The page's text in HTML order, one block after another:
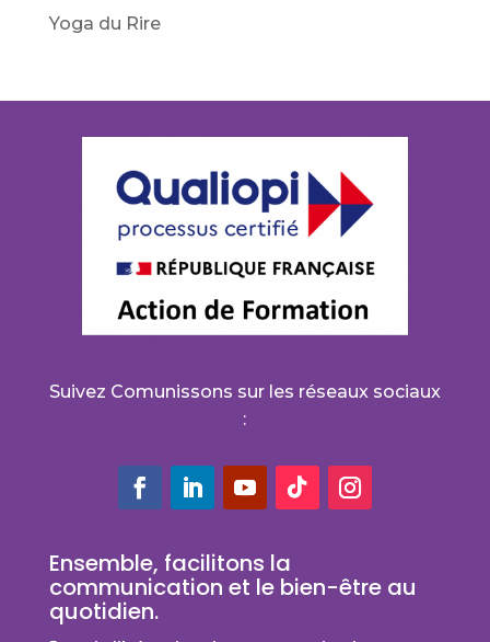
Yoga du Rire
Suivez Comunissons sur les réseaux sociaux
:
Ensemble, facilitons la
communication et le bien-être au
quotidien.